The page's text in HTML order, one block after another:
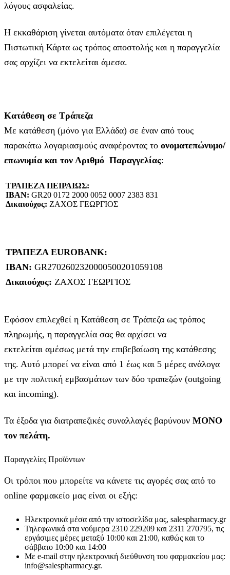
λόγους ασφαλείας.
Η εκκαθάριση γίνεται αυτόματα όταν επιλέγεται η
Πιστωτική Κάρτα ως τρόπος αποστολής και η παραγγελία
σας αρχίζει να εκτελείται άμεσα.
Κατάθεση σε Τράπεζα
Με κατάθεση (μόνο για Ελλάδα) σε έναν από τους
παρακάτω λογαριασμούς αναφέροντας το ονοματεπώνυμο/
επωνυμία και τον Αριθμό Παραγγελίας:
ΤΡΑΠΕΖΑ ΠΕΙΡΑΙΩΣ:
IBAN: GR20 0172 2000 0052 0007 2383 831
Δικαιούχος: ΖΑΧΟΣ ΓΕΩΡΓΙΟΣ
ΤΡΑΠΕΖΑ EUROBANK:
IBAN: GR2702602320000500201059108
Δικαιούχος: ΖΑΧΟΣ ΓΕΩΡΓΙΟΣ
Εφόσον επιλεχθεί η Κατάθεση σε Τράπεζα ως τρόπος
πληρωμής, η παραγγελία σας θα αρχίσει να
εκτελείται αμέσως μετά την επιβεβαίωση της κατάθεσης
της. Αυτό μπορεί να είναι από 1 έως και 5 μέρες ανάλογα
με την πολιτική εμβασμάτων των δύο τραπεζών (outgoing
και incoming).
Τα έξοδα για διατραπεζικές συναλλαγές βαρύνουν MONO
τον πελάτη.
Παραγγελίες Προϊόντων
Οι τρόποι που μπορείτε να κάνετε τις αγορές σας από το
online φαρμακείο μας είναι οι εξής:
Ηλεκτρονικά μέσα από την ιστοσελίδα μας, salespharmacy.gr
Τηλεφωνικά στα νούμερα 2310 229209 και 2311 270795, τις
εργάσιμες μέρες μεταξύ 10:00 και 21:00, καθώς και το
σάββατο 10:00 και 14:00
Με e-mail στην ηλεκτρονική διεύθυνση του φαρμακείου μας:
info@salespharmacy.gr.